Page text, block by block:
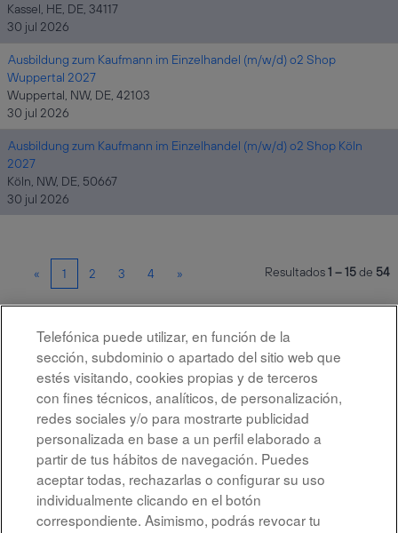
Kassel, HE, DE, 34117
30 jul 2026
Ausbildung zum Kaufmann im Einzelhandel (m/w/d) o2 Shop
Wuppertal 2027
Wuppertal, NW, DE, 42103
30 jul 2026
Ausbildung zum Kaufmann im Einzelhandel (m/w/d) o2 Shop Köln
2027
Köln, NW, DE, 50667
30 jul 2026
Resultados1 – 15de 54
« 1 2 3 4 »
Seleccione la frecuencia (en días) para recibir una alerta:
Crear alerta
Aviso legal
Telefónica puede utilizar, en función de la
sección, subdominio o apartado del sitio web que
estés visitando, cookies propias y de terceros
con fines técnicos, analíticos, de personalización,
redes sociales y/o para mostrarte publicidad
personalizada en base a un perfil elaborado a
partir de tus hábitos de navegación. Puedes
aceptar todas, rechazarlas o configurar su uso
individualmente clicando en el botón
correspondiente. Asimismo, podrás revocar tu